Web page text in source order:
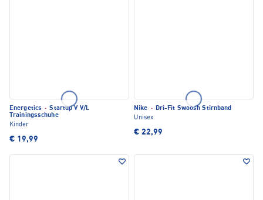
Energetics · Startup V V/L
Trainingsschuhe
Kinder
€ 19,99
Nike · Dri-Fit Swoosh Stirnband
Unisex
€ 22,99